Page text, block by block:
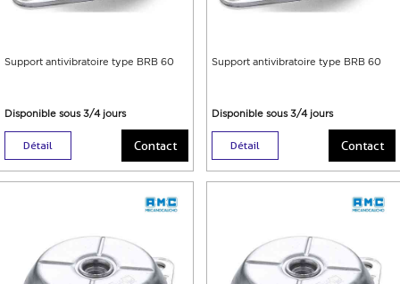
Support antivibratoire type BRB 60
Disponible sous 3/4 jours
Détail Contact
Support antivibratoire type BRB 60
Disponible sous 3/4 jours
Détail Contact